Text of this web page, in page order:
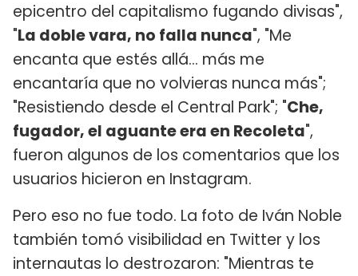
epicentro del capitalismo fugando divisas",
"La doble vara, no falla nunca", "Me
encanta que estés allá... más me
encantaría que no volvieras nunca más";
"Resistiendo desde el Central Park"; "Che,
fugador, el aguante era en Recoleta",
fueron algunos de los comentarios que los
usuarios hicieron en Instagram.
Pero eso no fue todo. La foto de Iván Noble
también tomó visibilidad en Twitter y los
internautas lo destrozaron: "Mientras te